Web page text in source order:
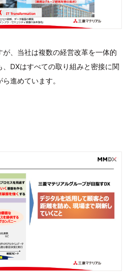
、当社は複数の経営改革を一体的
DXはすべての取り組みと密接に関
進めています。